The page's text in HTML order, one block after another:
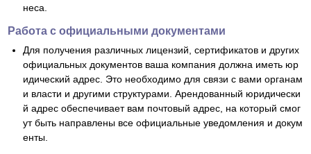
неса.
Работа с официальными документами
Для получения различных лицензий, сертификатов и других
официальных документов ваша компания должна иметь юр
идический адрес. Это необходимо для связи с вами органам
и власти и другими структурами. Арендованный юридически
й адрес обеспечивает вам почтовый адрес, на который смог
ут быть направлены все официальные уведомления и докум
енты.